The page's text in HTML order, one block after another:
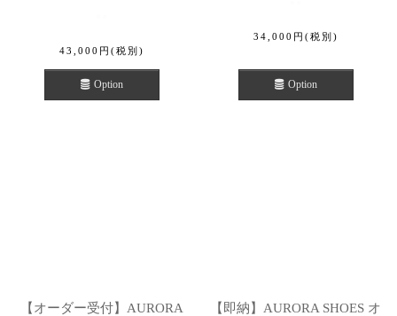
43,000 円 (税別)
Option
34,000 円 (税別)
Option
【オーダー受付】AURORA
【即納】AURORA SHOES オ